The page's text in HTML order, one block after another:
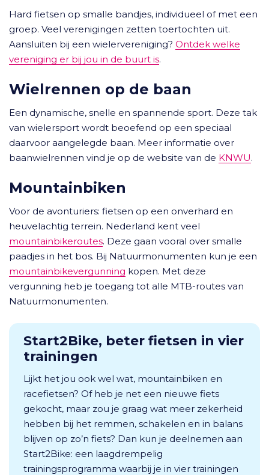
Hard fietsen op smalle bandjes, individueel of met een
groep. Veel verenigingen zetten toertochten uit.
Aansluiten bij een wielervereniging? Ontdek welke
vereniging er bij jou in de buurt is.
Wielrennen op de baan
Een dynamische, snelle en spannende sport. Deze tak
van wielersport wordt beoefend op een speciaal
daarvoor aangelegde baan. Meer informatie over
baanwielrennen vind je op de website van de KNWU.
Mountainbiken
Voor de avonturiers: fietsen op een onverhard en
heuvelachtig terrein. Nederland kent veel
mountainbikeroutes. Deze gaan vooral over smalle
paadjes in het bos. Bij Natuurmonumenten kun je een
mountainbikevergunning kopen. Met deze
vergunning heb je toegang tot alle MTB-routes van
Natuurmonumenten.
Start2Bike, beter fietsen in vier
trainingen
Lijkt het jou ook wel wat, mountainbiken en
racefietsen? Of heb je net een nieuwe fiets
gekocht, maar zou je graag wat meer zekerheid
hebben bij het remmen, schakelen en in balans
blijven op zo’n fiets? Dan kun je deelnemen aan
Start2Bike: een laagdrempelig
trainingsprogramma waarbij je in vier trainingen